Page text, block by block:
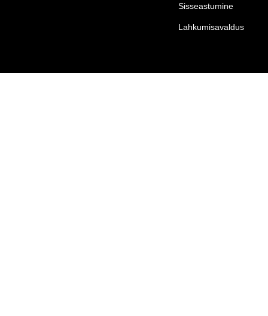
Sisseastumine
Lahkumisavaldus